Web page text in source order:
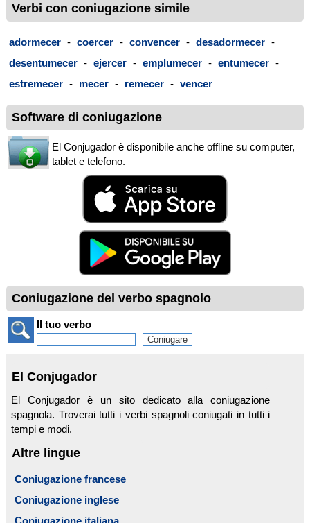
Verbi con coniugazione simile
adormecer - coercer - convencer - desadormecer -
desentumecer - ejercer - emplumecer - entumecer -
estremecer - mecer - remecer - vencer
Software di coniugazione
El Conjugador è disponibile anche offline su computer,
tablet e telefono.
Coniugazione del verbo spagnolo
Il tuo verbo
El Conjugador
El Conjugador è un sito dedicato alla coniugazione
spagnola. Troverai tutti i verbi spagnoli coniugati in tutti i
tempi e modi.
Altre lingue
Coniugazione francese
Coniugazione inglese
Coniugazione italiana